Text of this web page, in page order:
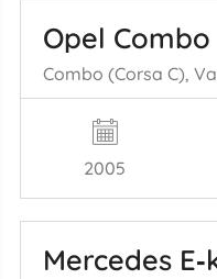
Opel Combo
Combo (Corsa C),
2005
Mercedes